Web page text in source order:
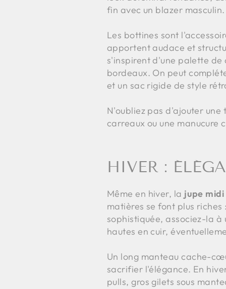
fin avec un blazer masculin.
Les bottines sont
apportent audace et
s'inspirent d'une palette de
bordeaux. On peut
et un sac rigide de style
N'oubliez pas d'ajouter une
carreaux ou une manucure
HIVER :
Même en hiver, la jupe midi
matières se font plus
sophistiquée, associez-la à
hautes en cuir,
Un long manteau cache-
sacrifier l'élégance. En
pulls, gros gilets sous